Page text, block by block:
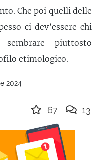
Che poi quelli delle
ci dev’essere chi
piuttosto
etimologico.
2024
67 13